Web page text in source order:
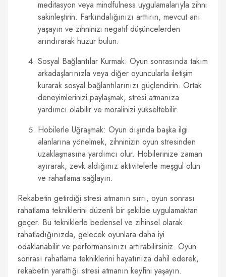
meditasyon veya mindfulness uygulamalarıyla zihni
sakinleştirin. Farkındalığınızı arttırın, mevcut anı
yaşayın ve zihninizi negatif düşüncelerden
arındırarak huzur bulun.
Sosyal Bağlantılar Kurmak: Oyun sonrasında takım
arkadaşlarınızla veya diğer oyuncularla iletişim
kurarak sosyal bağlantılarınızı güçlendirin. Ortak
deneyimlerinizi paylaşmak, stresi atmanıza
yardımcı olabilir ve moralinizi yükseltebilir.
Hobilerle Uğraşmak: Oyun dışında başka ilgi
alanlarına yönelmek, zihninizin oyun stresinden
uzaklaşmasına yardımcı olur. Hobilerinize zaman
ayırarak, zevk aldığınız aktivitelerle meşgul olun
ve rahatlama sağlayın.
Rekabetin getirdiği stresi atmanın sırrı, oyun sonrası
rahatlama tekniklerini düzenli bir şekilde uygulamaktan
geçer. Bu tekniklerle bedensel ve zihinsel olarak
rahatladığınızda, gelecek oyunlara daha iyi
odaklanabilir ve performansınızı artırabilirsiniz. Oyun
sonrası rahatlama tekniklerini hayatınıza dahil ederek,
rekabetin yarattığı stresi atmanın keyfini yaşayın.